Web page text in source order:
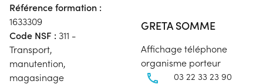
Référence formation :
1633309
Code NSF : 311 -
Transport,
manutention,
magasinage
GRETA SOMME
Affichage téléphone
organisme porteur
03 22 33 23 90